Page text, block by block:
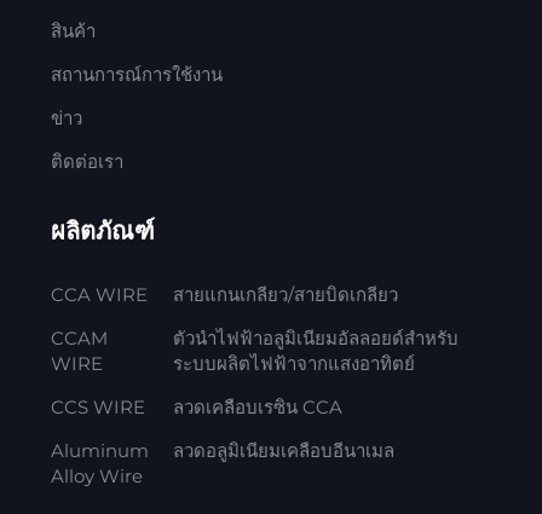
สินค้า
สถานการณ์การใช้งาน
ข่าว
ติดต่อเรา
ผลิตภัณฑ์
CCA WIRE
CCAM
WIRE
CCS WIRE
Aluminum
Alloy Wire
สายแกนเกลียว/สายบิดเกลียว
ตัวนำไฟฟ้าอลูมิเนียมอัลลอยด์สำหรับ
ระบบผลิตไฟฟ้าจากแสงอาทิตย์
ลวดเคลือบเรซิน CCA
ลวดอลูมิเนียมเคลือบอีนาเมล